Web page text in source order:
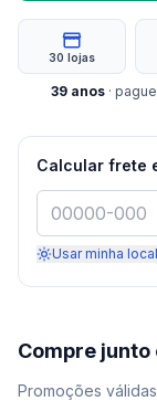
Compre junto
Promoções
30 lojas
39 anos ·
Calcular frete
Usar minha